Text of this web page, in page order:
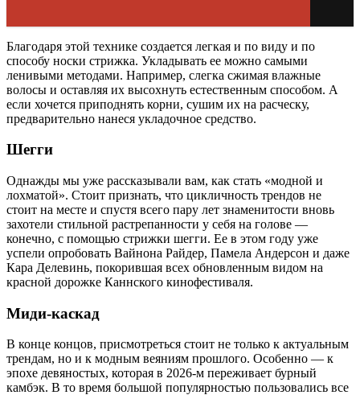
Благодаря этой технике создается легкая и по виду и по
способу носки стрижка. Укладывать ее можно самыми
ленивыми методами. Например, слегка сжимая влажные
волосы и оставляя их высохнуть естественным способом. А
если хочется приподнять корни, сушим их на расческу,
предварительно нанеся укладочное средство.
Шегги
Однажды мы уже рассказывали вам, как стать «модной и
лохматой». Стоит признать, что цикличность трендов не
стоит на месте и спустя всего пару лет знаменитости вновь
захотели стильной растрепанности у себя на голове —
конечно, с помощью стрижки шегги. Ее в этом году уже
успели опробовать Вайнона Райдер, Памела Андерсон и даже
Кара Делевинь, покорившая всех обновленным видом на
красной дорожке Каннского кинофестиваля.
Миди-каскад
В конце концов, присмотреться стоит не только к актуальным
трендам, но и к модным веяниям прошлого. Особенно — к
эпохе девяностых, которая в 2026-м переживает бурный
камбэк. В то время большой популярностью пользовались все